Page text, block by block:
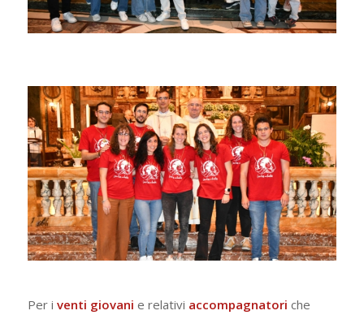
Per i venti giovani e relativi accompagnatori che